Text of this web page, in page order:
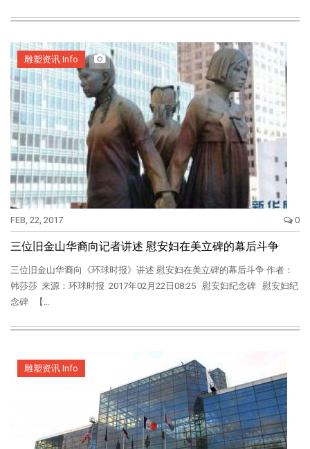
雕塑资讯 Info
FEB, 22, 2017 0
三位旧金山华裔向记者讲述 慰安妇在美立碑的幕后斗争
三位旧金山华裔向《环球时报》讲述 慰安妇在美立碑的幕后斗争 作者：
韩莎莎 来源：环球时报 2017年02月22日08:25 慰安妇纪念碑 慰安妇纪
念碑 【…
雕塑资讯 Info